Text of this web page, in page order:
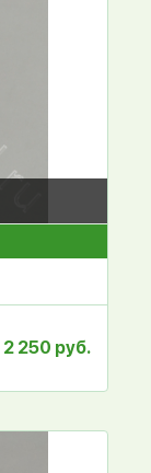
2 250 руб.